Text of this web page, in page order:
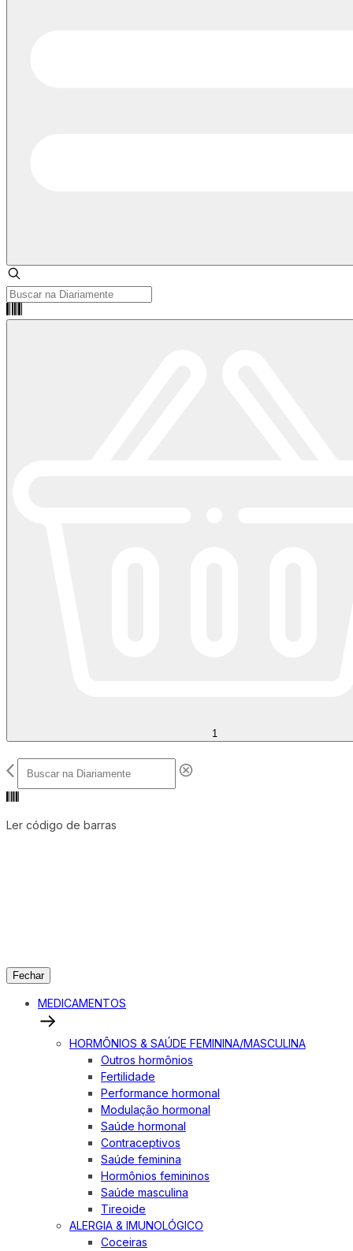
1
Ler código de barras
Fechar
MEDICAMENTOS
HORMÔNIOS & SAÚDE FEMININA/MASCULINA
Outros hormônios
Fertilidade
Performance hormonal
Modulação hormonal
Saúde hormonal
Contraceptivos
Saúde feminina
Hormônios femininos
Saúde masculina
Tireoide
ALERGIA & IMUNOLÓGICO
Coceiras